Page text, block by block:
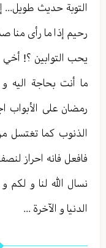
التوبة حديث طويل...
رحيم إذا ما رأى منا
يحب التوابين ؟!
ما أنت بحاجة اليه
رمضان على
الذنوب كما تغتسل
فافعل فانه احراز
نسال الله لنا و لكم
الدنيا و الآخرة ...